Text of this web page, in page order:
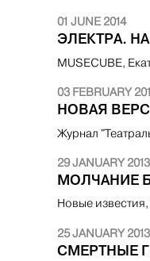
01 JUNE 2014
ЭЛЕКТРА.
MUSECUBE,
03 FEBRUARY
НОВАЯ
Журнал
29 JANUARY 2013
МОЛЧАНИЕ
Новые
25 JANUARY 2013
СМЕРТНЫЕ